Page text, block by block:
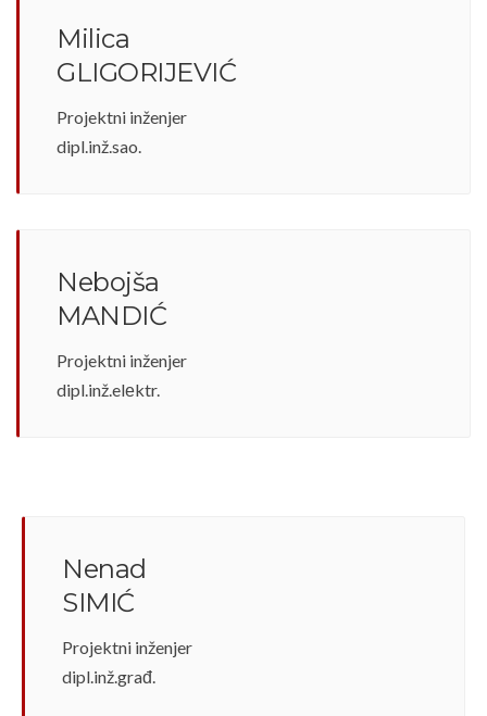
Milica
GLIGORIJEVIĆ
Projektni inženjer
dipl.inž.sao.
Nebojša
MANDIĆ
Projektni inženjer
dipl.inž.elеktr.
Nenad
SIMIĆ
Projektni inženjer
dipl.inž.građ.